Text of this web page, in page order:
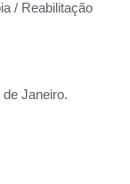
/ Reabilitação
Janeiro.